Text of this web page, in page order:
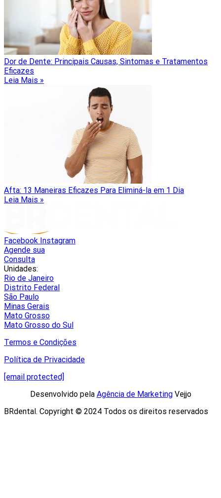
Dor de Dente: Principais Causas, Sintomas e Tratamentos
Eficazes
Leia Mais »
Afta: 13 Maneiras Eficazes Para Eliminá-la em 1 Dia
Leia Mais »
Facebook Instagram
Agende sua
Consulta
Unidades:
Rio de Janeiro
Distrito Federal
São Paulo
Minas Gerais
Mato Grosso
Mato Grosso do Sul
Termos e Condições
Política de Privacidade
[email protected]
Desenvolvido pela Agência de MarketingVejjo​
BRdental. Copyright © 2024 Todos os direitos reservados